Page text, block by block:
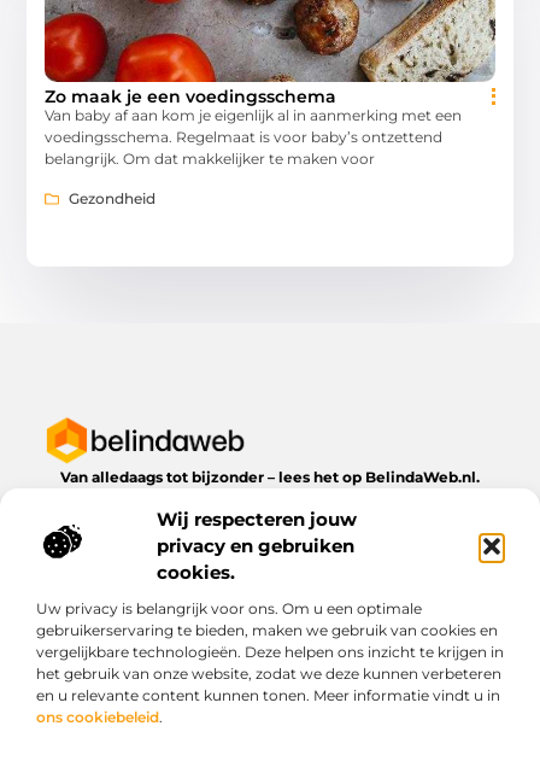
Wij respecteren jouw
privacy en gebruiken
cookies.
Uw privacy is belangrijk voor ons. Om u een optimale
gebruikerservaring te bieden, maken we gebruik van cookies en
vergelijkbare technologieën. Deze helpen ons inzicht te krijgen in
het gebruik van onze website, zodat we deze kunnen verbeteren
en u relevante content kunnen tonen. Meer informatie vindt u in
ons cookiebeleid.
Zo maak je een voedingsschema
Van baby af aan kom je eigenlijk al in aanmerking met een
voedingsschema. Regelmaat is voor baby’s ontzettend
belangrijk. Om dat makkelijker te maken voor
Gezondheid
Van alledaags tot bijzonder – lees het op BelindaWeb.nl.
dagelijks leven te bieden heeft.
Bericht categorie
Onze informatie